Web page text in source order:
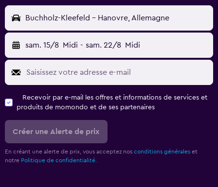
Buchholz-Kleefeld - Hanovre, Allemagne
sam. 15/8 Midi - sam. 22/8 Midi
Recevoir par e-mail les offres et informations de services et
produits de momondo et de ses partenaires
Créer une Alerte de prix
En créant une alerte de prix, vous acceptez nos conditions générales et
notre Politique de confidentialité.